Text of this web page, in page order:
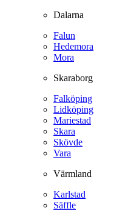
Dalarna
Falun
Hedemora
Mora
Skaraborg
Falköping
Lidköping
Mariestad
Skara
Skövde
Vara
Värmland
Karlstad
Säffle